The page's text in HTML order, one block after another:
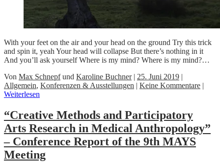
With your feet on the air and your head on the ground Try this trick
and spin it, yeah Your head will collapse But there’s nothing in it
And you’ll ask yourself Where is my mind? Where is my mind?…
Von Max Schnepfund Karoline Buchner| 25. Juni 2019 |
Allgemein, Konferenzen & Ausstellungen | Keine Kommentare |
Weiterlesen
“Creative Methods and Participatory
Arts Research in Medical Anthropology”
– Conference Report of the 9th MAYS
Meeting